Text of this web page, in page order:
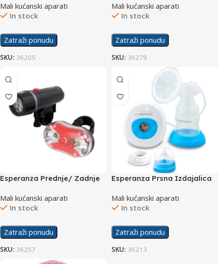
Mali kućanski aparati
In stock
Zatraži ponudu
SKU: 36205
Mali kućanski aparati
In stock
Zatraži ponudu
SKU: 36279
Esperanza Prednje/ Zadnje
Mali kućanski aparati
In stock
Zatraži ponudu
SKU: 36257
Esperanza Prsna Izdajalica
Mali kućanski aparati
In stock
Zatraži ponudu
SKU: 36213